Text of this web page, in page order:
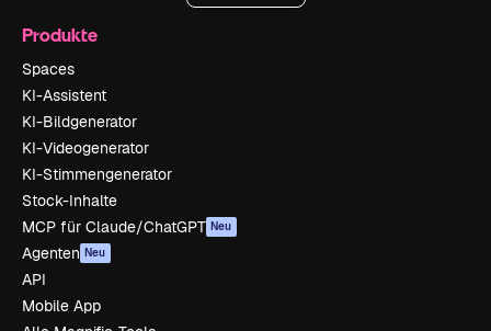
Produkte
Spaces
KI-Assistent
KI-Bildgenerator
KI-Videogenerator
KI-Stimmengenerator
Stock-Inhalte
MCP für Claude/ChatGPT Neu
Agenten Neu
API
Mobile App